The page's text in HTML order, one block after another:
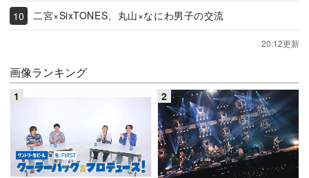
二宮×SixTONES、丸山×なにわ男子の交流
20:12更新
画像ランキング